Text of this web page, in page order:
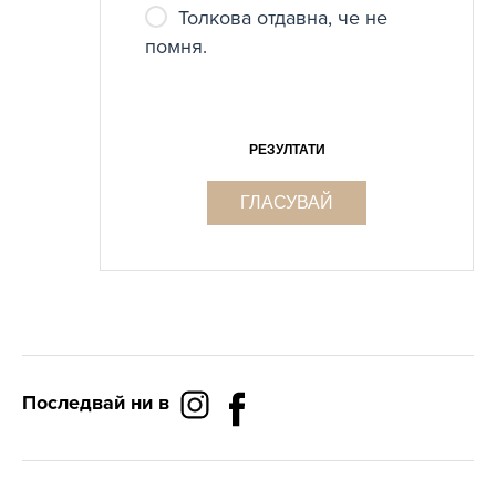
Толкова отдавна, че не
помня.
РЕЗУЛТАТИ
ГЛАСУВАЙ
Последвай ни в